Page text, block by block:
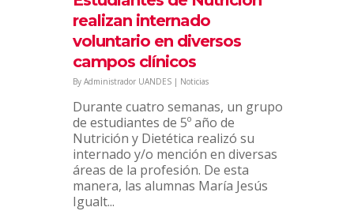
encuentra en...
Diciembre 14, 2020
realizan internado
voluntario en diversos
campos clínicos
By Administrador UANDES | Noticias
Durante cuatro semanas, un grupo
de estudiantes de 5º año de
Nutrición y Dietética realizó su
internado y/o mención en diversas
áreas de la profesión. De esta
manera, las alumnas María Jesús
Igualt...